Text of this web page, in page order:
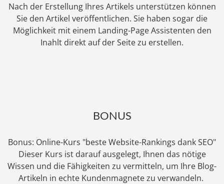
Nach der Erstellung Ihres Artikels unterstützen können
Sie den Artikel veröffentlichen. Sie haben sogar die
Möglichkeit mit einem Landing-Page Assistenten den
Inahlt direkt auf der Seite zu erstellen.
BONUS
Bonus: Online-Kurs "beste Website-Rankings dank SEO"
Dieser Kurs ist darauf ausgelegt, Ihnen das nötige
Wissen und die Fähigkeiten zu vermitteln, um Ihre Blog-
Artikeln in echte Kundenmagnete zu verwandeln.